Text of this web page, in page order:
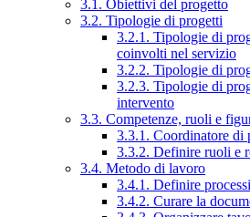
3.1. Obiettivi del progetto
3.2. Tipologie di progetti
3.2.1. Tipologie di
coinvolti nel servizio
3.2.2. Tipologie di
3.2.3. Tipologie di
intervento
3.3. Competenze, ruoli e
3.3.1. Coordinatore di
3.3.2. Definire ruoli e
3.4. Metodo di lavoro
3.4.1. Definire
3.4.2. Curare la